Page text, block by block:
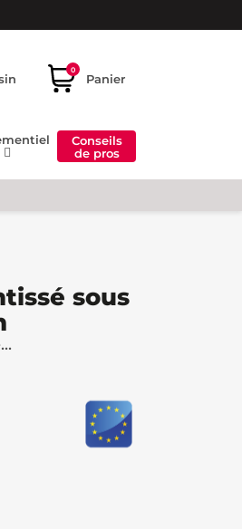
0
Panier
Conseils
de pros
sous